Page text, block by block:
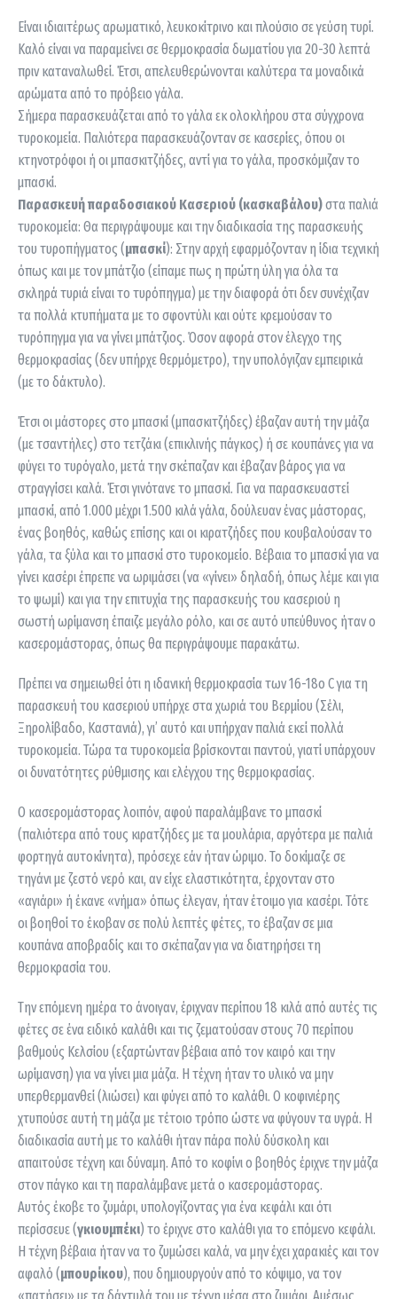
Είναι ιδιαιτέρως αρωµατικό, λευκοκίτρινο και πλούσιο σε γεύση τυρί.
Καλό είναι να παραµείνει σε θερµοκρασία δωµατίου για 20-30 λεπτά
πριν καταναλωθεί. Έτσι, απελευθερώνονται καλύτερα τα µοναδικά
αρώµατα από το πρόβειο γάλα.
Σήμερα παρασκευάζεται από το γάλα εκ ολοκλήρου στα σύγχρονα
τυροκομεία. Παλιότερα παρασκευάζονταν σε κασερίες, όπου οι
κτηνοτρόφοι ή οι μπασκιτζήδες, αντί για το γάλα, προσκόμιζαν το
μπασκί.
Παρασκευή παραδοσιακού Κασεριού (κασκαβάλου)στα παλιά
τυροκομεία: Θα περιγράψουμε και την διαδικασία της παρασκευής
του τυροπήγματος (μπασκί): Στην αρχή εφαρμόζονταν η ίδια τεχνική
όπως και με τον μπάτζιο (είπαμε πως η πρώτη ύλη για όλα τα
σκληρά τυριά είναι το τυρόπηγμα) με την διαφορά ότι δεν συνέχιζαν
τα πολλά κτυπήματα με το σφοντύλι και ούτε κρεμούσαν το
τυρόπηγμα για να γίνει μπάτζιος. Όσον αφορά στον έλεγχο της
θερμοκρασίας (δεν υπήρχε θερμόμετρο), την υπολόγιζαν εμπειρικά
(με το δάκτυλο).
Έτσι οι μάστορες στο μπασκί (μπασκιτζήδες) έβαζαν αυτή την μάζα
(με τσαντήλες) στο τετζάκι (επικλινής πάγκος) ή σε κουπάνες για να
φύγει το τυρόγαλο, μετά την σκέπαζαν και έβαζαν βάρος για να
στραγγίσει καλά. Έτσι γινότανε το μπασκί. Για να παρασκευαστεί
μπασκί, από 1.000 μέχρι 1.500 κιλά γάλα, δούλευαν ένας μάστορας,
ένας βοηθός, καθώς επίσης και οι κιρατζήδες που κουβαλούσαν το
γάλα, τα ξύλα και το μπασκί στο τυροκομείο. Βέβαια το μπασκί για να
γίνει κασέρι έπρεπε να ωριμάσει (να «γίνει» δηλαδή, όπως λέμε και για
το ψωμί) και για την επιτυχία της παρασκευής του κασεριού η
σωστή ωρίμανση έπαιζε μεγάλο ρόλο, και σε αυτό υπεύθυνος ήταν ο
κασερομάστορας, όπως θα περιγράψουμε παρακάτω.
Πρέπει να σημειωθεί ότι η ιδανική θερμοκρασία των 16-18ο C για τη
παρασκευή του κασεριού υπήρχε στα χωριά του Βερμίου (Σέλι,
Ξηρολίβαδο, Καστανιά), γι’ αυτό και υπήρχαν παλιά εκεί πολλά
τυροκομεία. Τώρα τα τυροκομεία βρίσκονται παντού, γιατί υπάρχουν
οι δυνατότητες ρύθμισης και ελέγχου της θερμοκρασίας.
Ο κασερομάστορας λοιπόν, αφού παραλάμβανε το μπασκί
(παλιότερα από τους κιρατζήδες με τα μουλάρια, αργότερα με παλιά
φορτηγά αυτοκίνητα), πρόσεχε εάν ήταν ώριμο. Το δοκίμαζε σε
τηγάνι με ζεστό νερό και, αν είχε ελαστικότητα, έρχονταν στο
«αγιάρι» ή έκανε «νήμα» όπως έλεγαν, ήταν έτοιμο για κασέρι. Τότε
οι βοηθοί το έκοβαν σε πολύ λεπτές φέτες, το έβαζαν σε μια
κουπάνα αποβραδίς και το σκέπαζαν για να διατηρήσει τη
θερμοκρασία του.
Την επόμενη ημέρα το άνοιγαν, έριχναν περίπου 18 κιλά από αυτές τις
φέτες σε ένα ειδικό καλάθι και τις ζεματούσαν στους 70 περίπου
βαθμούς Κελσίου (εξαρτώνταν βέβαια από τον καιρό και την
ωρίμανση) για να γίνει μια μάζα. Η τέχνη ήταν το υλικό να μην
υπερθερμανθεί (λιώσει) και φύγει από το καλάθι. Ο κοφινιέρης
χτυπούσε αυτή τη μάζα με τέτοιο τρόπο ώστε να φύγουν τα υγρά. Η
διαδικασία αυτή με το καλάθι ήταν πάρα πολύ δύσκολη και
απαιτούσε τέχνη και δύναμη. Από το κοφίνι ο βοηθός έριχνε την μάζα
στον πάγκο και τη παραλάμβανε μετά ο κασερομάστορας.
Αυτός έκοβε το ζυμάρι, υπολογίζοντας για ένα κεφάλι και ότι
περίσσευε (γκιουμπέκι) το έριχνε στο καλάθι για το επόμενο κεφάλι.
Η τέχνη βέβαια ήταν να το ζυμώσει καλά, να μην έχει χαρακιές και τον
αφαλό (μπουρίκου), που δημιουργούν από το κόψιμο, να τον